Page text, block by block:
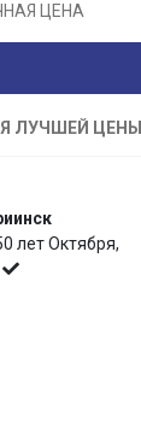
ЦЕНА
ЛУЧШЕЙ ЦЕНЫ
лет Октября,